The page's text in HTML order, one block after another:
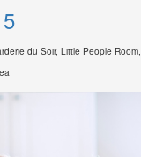
du Soir, Little People Room,